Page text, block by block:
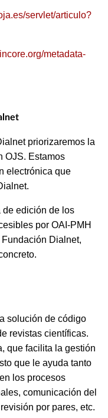
servlet/articulo?
metadata-
priorizaremos la
OJS. Estamos
electrónica que
de edición de los
por OAI-PMH
Dialnet,
solución de código
revistas científicas.
que facilita la gestión
que le ayuda tanto
los procesos
comunicación del
por pares, etc.